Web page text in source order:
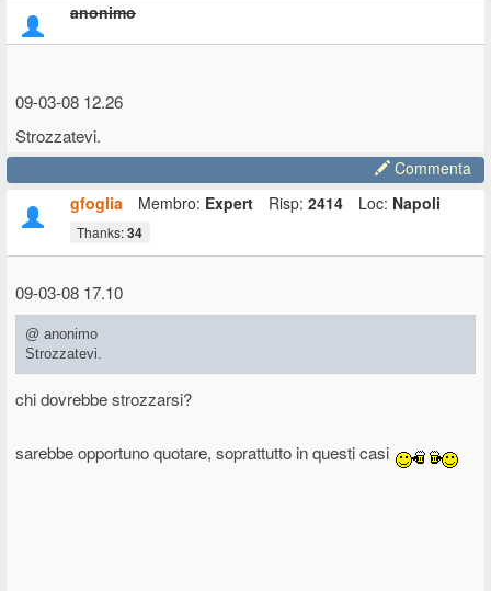
anonimo
09-03-08 12.26
Strozzatevi.
Commenta
gfoglia
Membro: Expert Risp: 2414 Loc: Napoli
Thanks:34
09-03-08 17.10
@ anonimo
Strozzatevi.
chi dovrebbe strozzarsi?
sarebbe opportuno quotare, soprattutto in questi casi